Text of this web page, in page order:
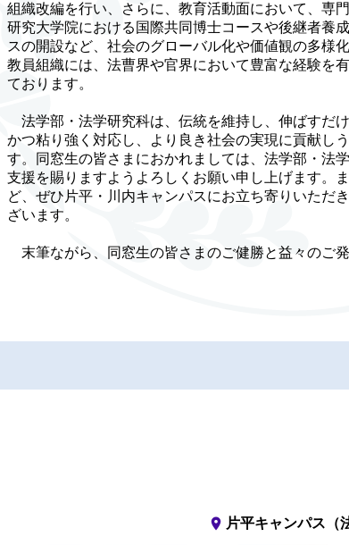
組織改編を行い、さらに、教育活動面において、専
研究大学院における国際共同博士コースや後継者養
スの開設など、社会のグローバル化や価値観の多様
教員組織には、法曹界や官界において豊富な経験を
ております。
法学部・法学研究科は、伝統を維持し、伸ばすだ
かつ粘り強く対応し、より良き社会の実現に貢献し
す。同窓生の皆さまにおかれましては、法学部・法
支援を賜りますようよろしくお願い申し上げます。
ど、ぜひ片平・川内キャンパスにお立ち寄りいただ
ざいます。
末筆ながら、同窓生の皆さまのご健勝と益々のご
place 片平キャンパス（